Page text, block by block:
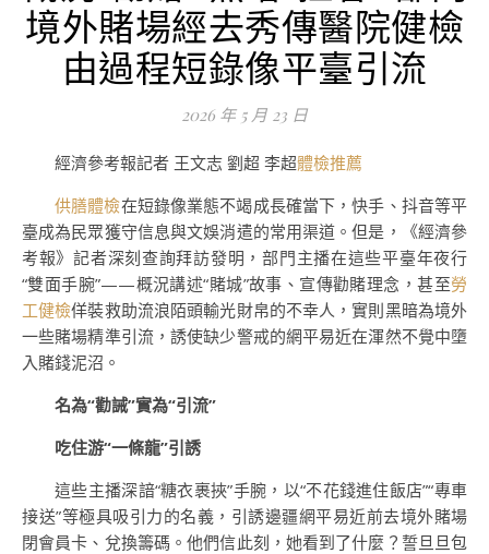
境外賭場經去秀傳醫院健檢
由過程短錄像平臺引流
2026 年 5 月 23 日
經濟參考報記者 王文志 劉超 李超體檢推薦
供膳體檢在短錄像業態不竭成長確當下，快手、抖音等平
臺成為民眾獲守信息與文娛消遣的常用渠道。但是，《經濟參
考報》記者深刻查詢拜訪發明，部門主播在這些平臺年夜行
“雙面手腕”——概況講述“賭城”故事、宣傳勸賭理念，甚至勞
工健檢佯裝救助流浪陌頭輸光財帛的不幸人，實則黑暗為境外
一些賭場精準引流，誘使缺少警戒的網平易近在渾然不覺中墮
入賭錢泥沼。
名為“勸誡”實為“引流”
吃住游“一條龍”引誘
這些主播深諳“糖衣裹挾”手腕，以“不花錢進住飯店”“專車
接送”等極具吸引力的名義，引誘邊疆網平易近前去境外賭場
閉會員卡、兌換籌碼。他們信此刻，她看到了什麼？誓旦旦包
0